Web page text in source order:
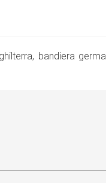
bandiera